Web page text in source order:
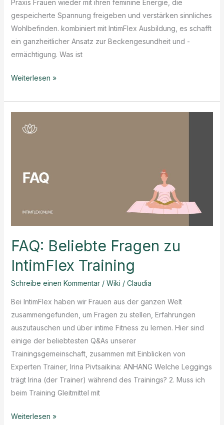
Praxis Frauen wieder mit ihren feminine Energie, die
gespeicherte Spannung freigeben und verstärken sinnliches
Wohlbefinden. kombiniert mit IntimFlex Ausbildung, es schafft
ein ganzheitlicher Ansatz zur Beckengesundheit und -
ermächtigung. Was ist
Yoni
Ein
Weiterlesen »
FAQ: Beliebte Fragen zu
IntimFlex Training
Schreibe einen Kommentar / Wiki / Claudia
Bei IntimFlex haben wir Frauen aus der ganzen Welt
zusammengefunden, um Fragen zu stellen, Erfahrungen
auszutauschen und über intime Fitness zu lernen. Hier sind
einige der beliebtesten Q&As unserer
Trainingsgemeinschaft, zusammen mit Einblicken von
Experten Trainer, Irina Pivtsaikina: ANHANG Welche Leggings
trägt Irina (der Trainer) während des Trainings? 2. Muss ich
beim Training Gleitmittel mit
FAQ:
Weiterlesen »